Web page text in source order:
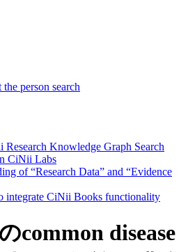
person search
Knowledge Graph Search
CiNii Labs
of “Research Data” and “Evidence
integrate CiNii Books functionality
common disease